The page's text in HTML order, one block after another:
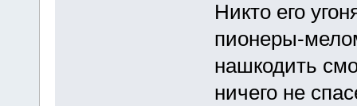
Никто его
пионеры-
нашкодить
ничего не